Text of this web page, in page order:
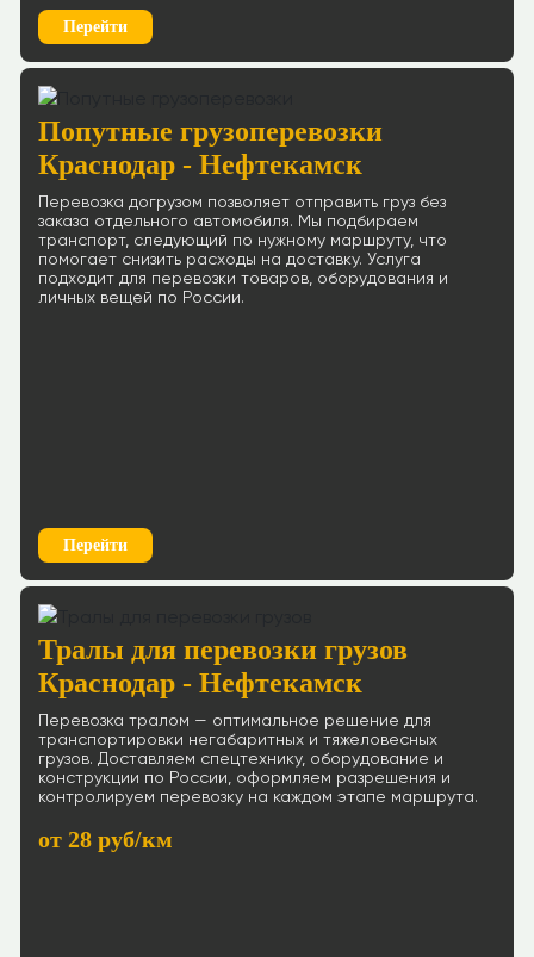
Перейти
Попутные грузоперевозки
Краснодар - Нефтекамск
Перевозка догрузом позволяет отправить груз без
заказа отдельного автомобиля. Мы подбираем
транспорт, следующий по нужному маршруту, что
помогает снизить расходы на доставку. Услуга
подходит для перевозки товаров, оборудования и
личных вещей по России.
Перейти
Тралы для перевозки грузов
Краснодар - Нефтекамск
Перевозка тралом — оптимальное решение для
транспортировки негабаритных и тяжеловесных
грузов. Доставляем спецтехнику, оборудование и
конструкции по России, оформляем разрешения и
контролируем перевозку на каждом этапе маршрута.
от 28 руб/км